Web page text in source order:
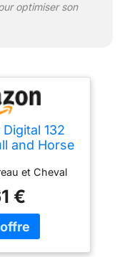
optimiser son
132
and Horse
et Cheval
€